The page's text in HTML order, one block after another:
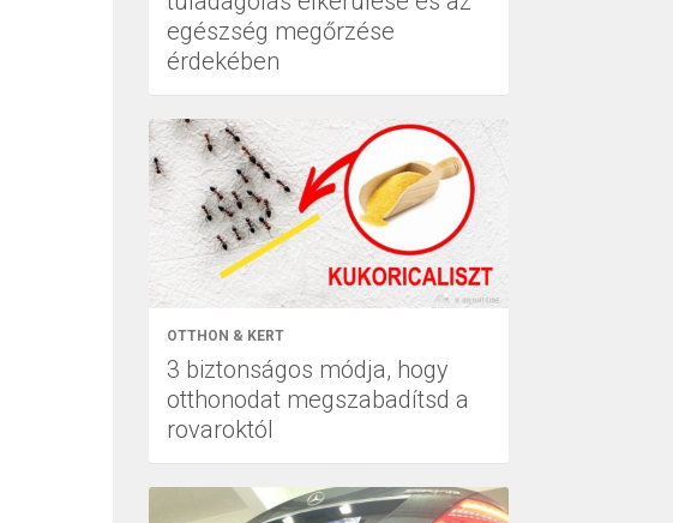
egészség megőrzése
érdekében
OTTHON & KERT
3 biztonságos módja, hogy
otthonodat megszabadítsd a
rovaroktól